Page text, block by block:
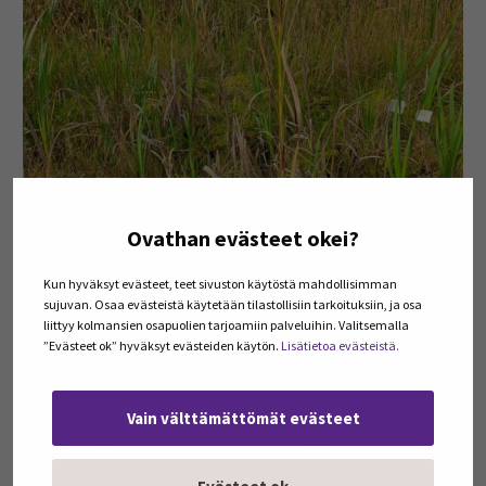
Ovathan evästeet okei?
Kun hyväksyt evästeet, teet sivuston käytöstä mahdollisimman
sujuvan. Osaa evästeistä käytetään tilastollisiin tarkoituksiin, ja osa
liittyy kolmansien osapuolien tarjoamiin palveluihin. Valitsemalla
”Evästeet ok” hyväksyt evästeiden käytön. Lisätietoa evästeistä.
Vain välttämättömät evästeet
Valmiit sopimusmallit